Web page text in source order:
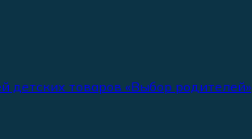
детских товаров «Выбор родителей»